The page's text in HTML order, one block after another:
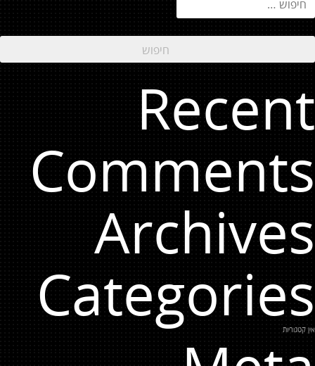
Recent
Comments
Archives
Categories
אין קטגוריות